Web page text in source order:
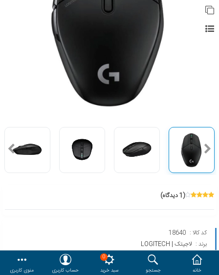
تجهیزات فروشگاهی و بانکی
دستگاه صحافی و پرس
هدایا و ست مدیریتی
وایت برد و تابلو اعلانات
مقایسه محصولات مورد علاقه
دسترسی کاربری حساب کاربری
خانه جستجو
0
سبد خرید
حساب کاربری منوی کاربری
(1 دیدگاه)
کد کالا :
برند : لاجیتک | LOGITECH
مدل :